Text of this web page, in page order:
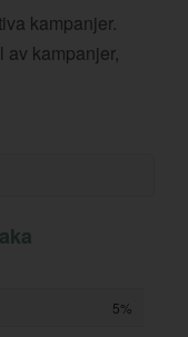
kampanjer.
av kampanjer,
5%